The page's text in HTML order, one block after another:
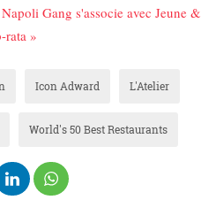
Gang s'associe avec Jeune &
rata »
Icon Adward L'Atelier
World's 50 Best Restaurants